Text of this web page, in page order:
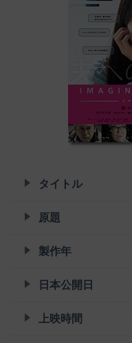
タイトル
原題
製作年
日本公開日
上映時間